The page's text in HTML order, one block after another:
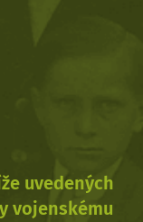
uvedených
vojenskému